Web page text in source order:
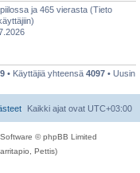
ja 465 vierasta (Tieto
• Käyttäjiä yhteensä 4097 • Uusin
Kaikki ajat ovat UTC+03:00
© phpBB Limited
Pettis)